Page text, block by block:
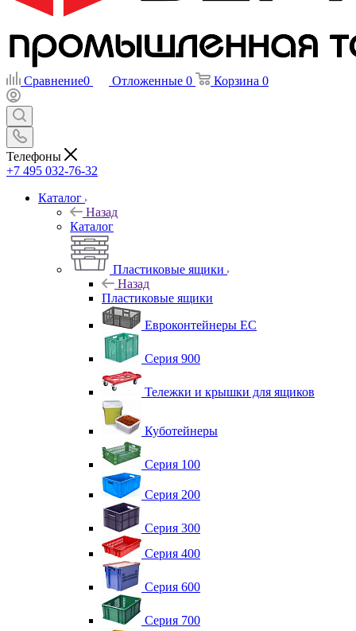
Сравнение0 Отложенные 0 Корзина 0
Телефоны
+7 495 032-76-32
Каталог
Назад
Каталог
Пластиковые ящики
Назад
Пластиковые ящики
Евроконтейнеры ЕС
Серия 900
Тележки и крышки для ящиков
Куботейнеры
Серия 100
Серия 200
Серия 300
Серия 400
Серия 600
Серия 700